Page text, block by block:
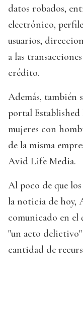
datos robados,
electrónico,
usuarios,
a las
crédito.
Además, también
portal Established
mujeres con
de la misma
Avid Life Media.
Al poco de que
la noticia de hoy,
comunicado en el
"un acto delictivo"
cantidad de